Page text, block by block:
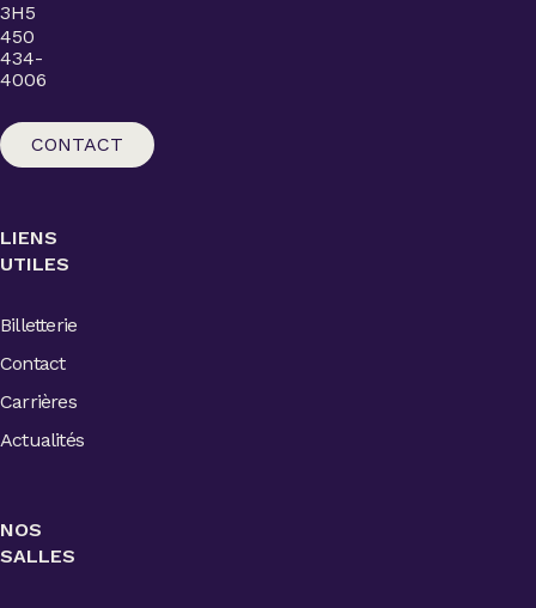
3H5
450
434-
4006
CONTACT
LIENS
UTILES
Billetterie
Contact
Carrières
Actualités
NOS
SALLES